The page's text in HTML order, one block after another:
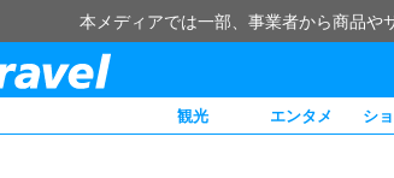
本メディアでは一部、事業者から商品や
観光 エンタメ シ